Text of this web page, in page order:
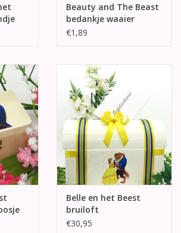
Beauty and The Beast
bedankje waaier
doosje
€1,89
Belle en het Beest
bruiloft
enveloppendoos
€30,95